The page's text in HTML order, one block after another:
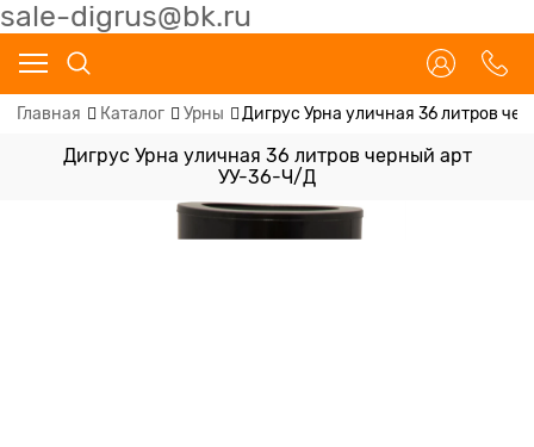
sale-digrus@bk.ru
Главная Каталог Урны Дигрус Урна уличная 36 литров
Дигрус Урна уличная 36 литров черный арт
УУ-36-Ч/Д